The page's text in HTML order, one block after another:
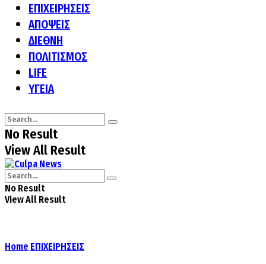
ΕΠΙΧΕΙΡΗΣΕΙΣ
ΑΠΟΨΕΙΣ
ΔΙΕΘΝΗ
ΠΟΛΙΤΙΣΜΟΣ
LIFE
ΥΓΕΙΑ
No Result
View All Result
No Result
View All Result
Home ΕΠΙΧΕΙΡΗΣΕΙΣ